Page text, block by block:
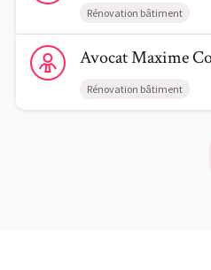
Rénovation bâtiment
Voir le profil de AvocatMaxime
AvocatMaxime
Rénovation bâtiment